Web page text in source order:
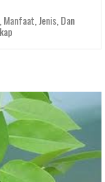
Jenis, Dan